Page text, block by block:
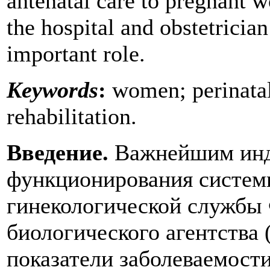
the hospital and
important role.
Keywords: women;
rehabilitation.
Введение. Важнейшим
функционирования
гинекологической
биологического
показатели